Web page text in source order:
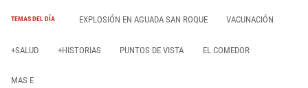
TEMAS DEL DÍA EXPLOSIÓN EN AGUADA SAN ROQUE VACUNACIÓN
+SALUD +HISTORIAS PUNTOS DE VISTA EL COMEDOR
MAS E